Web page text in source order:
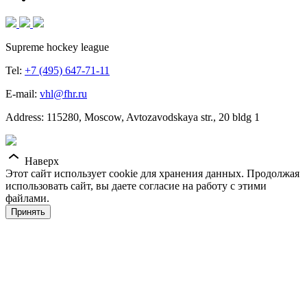
Supreme hockey league
Tel: +7 (495) 647-71-11
E-mail: vhl@fhr.ru
Address: 115280, Moscow, Avtozavodskaya str., 20 bldg 1
Наверх
Этот сайт использует cookie для хранения данных. Продолжая
использовать сайт, вы даете согласие на работу с этими
файлами.
Принять